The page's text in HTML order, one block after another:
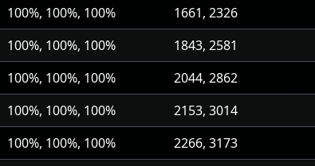
100%, 100%, 100% 1661, 2326
100%, 100%, 100% 1843, 2581
100%, 100%, 100% 2044, 2862
100%, 100%, 100% 2153, 3014
100%, 100%, 100% 2266, 3173